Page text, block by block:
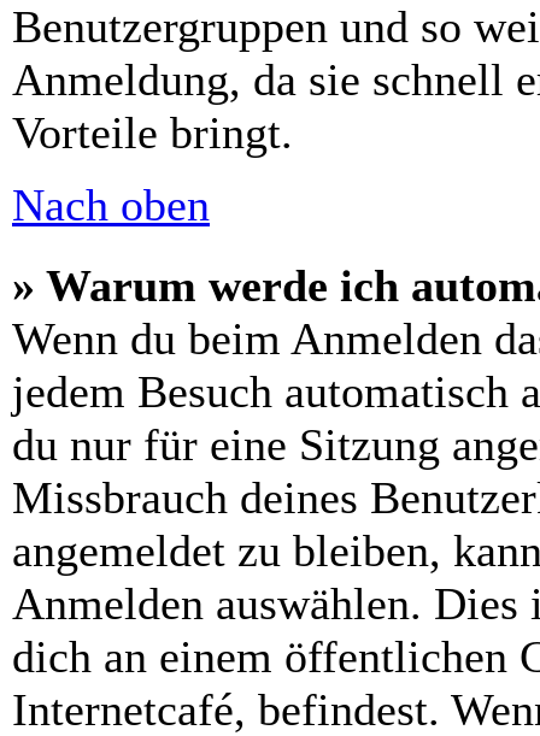
Benutzergruppen und so
Anmeldung, da sie schnell
Vorteile bringt.
Nach oben
» Warum werde ich
Wenn du beim Anmelden
jedem Besuch automatisch
du nur für eine Sitzung
Missbrauch deines
angemeldet zu bleiben,
Anmelden auswählen.
dich an einem öffentlichen
Internetcafé, befindest.